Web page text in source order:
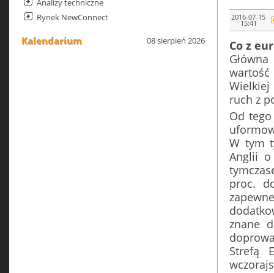
Analizy techniczne
Rynek NewConnect
Kalendarium 08 sierpień 2026
2016-07-15
15:41
Co z
wartość
Wielkiej
ruch z
Od
W tym
Anglii
proc.
znane
Strefą